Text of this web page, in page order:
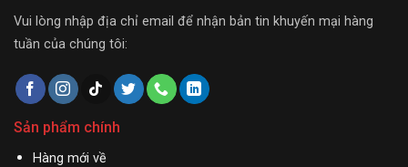
Vui lòng nhập địa chỉ email để nhận bản tin khuyến mại hàng
tuần của chúng tôi:
Sản phẩm chính
Hàng mới về